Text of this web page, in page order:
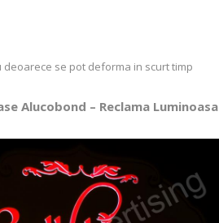
se pot deforma in scurt timp
Alucobond – Reclama Luminoasa